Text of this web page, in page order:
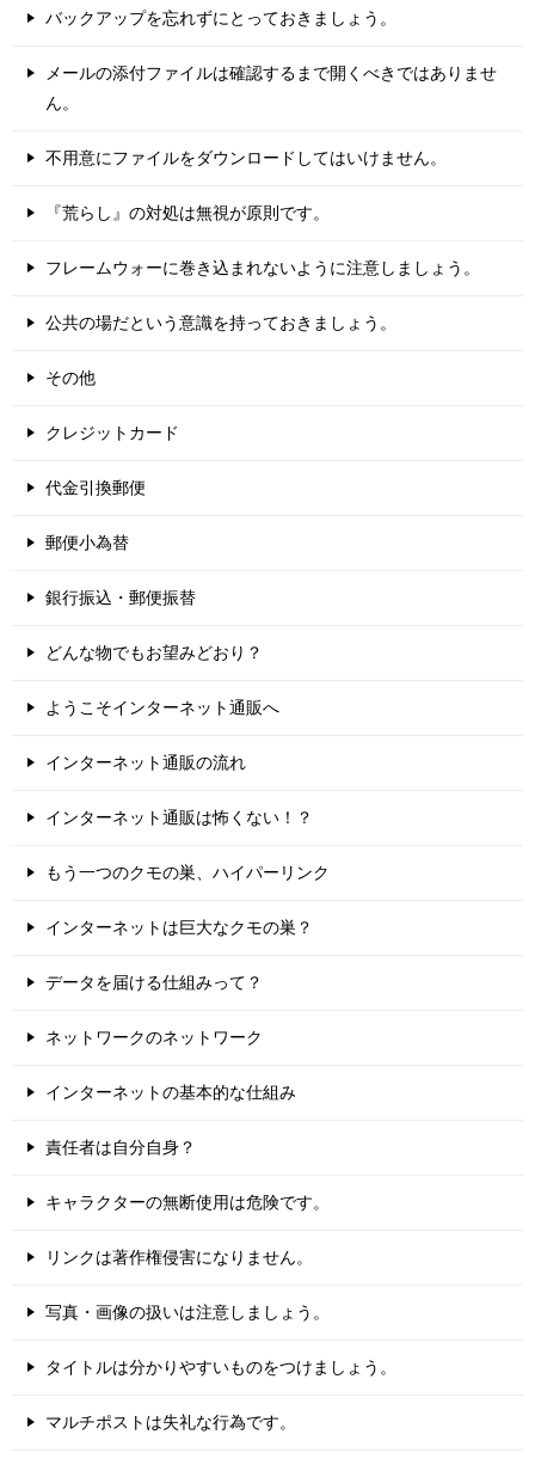
バックアップを忘れずにとっておきましょう。
メールの添付ファイルは確認するまで開くべきではありませ
ん。
不用意にファイルをダウンロードしてはいけません。
『荒らし』の対処は無視が原則です。
フレームウォーに巻き込まれないように注意しましょう。
公共の場だという意識を持っておきましょう。
その他
クレジットカード
代金引換郵便
郵便小為替
銀行振込・郵便振替
どんな物でもお望みどおり？
ようこそインターネット通販へ
インターネット通販の流れ
インターネット通販は怖くない！？
もう一つのクモの巣、ハイパーリンク
インターネットは巨大なクモの巣？
データを届ける仕組みって？
ネットワークのネットワーク
インターネットの基本的な仕組み
責任者は自分自身？
キャラクターの無断使用は危険です。
リンクは著作権侵害になりません。
写真・画像の扱いは注意しましょう。
タイトルは分かりやすいものをつけましょう。
マルチポストは失礼な行為です。